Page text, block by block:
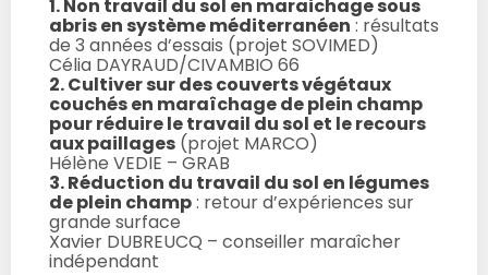
1. Non travail du sol en maraichage sous
abris en système méditerranéen : résultats
de 3 années d’essais (projet SOVIMED)
Célia DAYRAUD/CIVAMBIO 66
2. Cultiver sur des couverts végétaux
couchés en maraîchage de plein champ
pour réduire le travail du sol et le recours
aux paillages (projet MARCO)
Hélène VEDIE – GRAB
3. Réduction du travail du sol en légumes
de plein champ: retour d’expériences sur
grande surface
Xavier DUBREUCQ – conseiller maraîcher
indépendant